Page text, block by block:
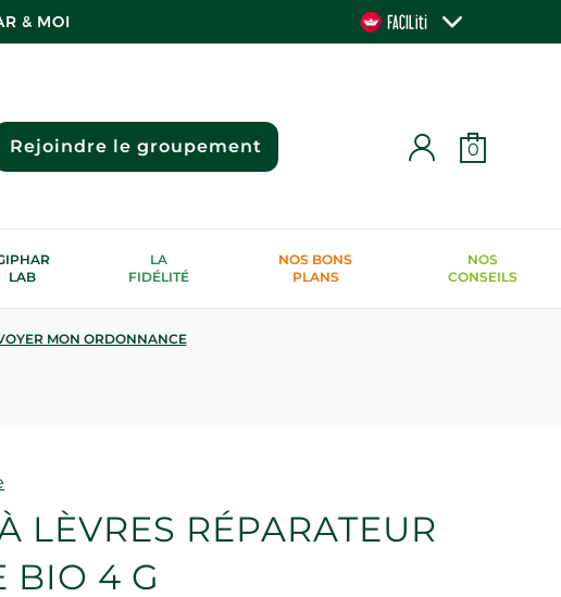
& MOI
Rejoindre le groupement 0
LAB
LA
FIDÉLITÉ
NOS BONS
PLANS
NOS
CONSEILS
MON ORDONNANCE
LÈVRES RÉPARATEUR
BIO 4 G